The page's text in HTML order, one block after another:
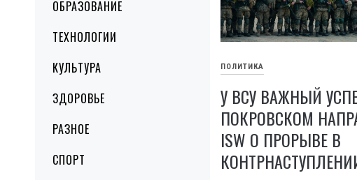
ОБРАЗОВАНИЕ
ТЕХНОЛОГИИ
КУЛЬТУРА
ЗДОРОВЬЕ
РАЗНОЕ
СПОРТ
ПОЛИТИКА
У ВСУ ВАЖНЫЙ
ПОКРОВСКОМ
ISW О ПРОРЫВЕ В